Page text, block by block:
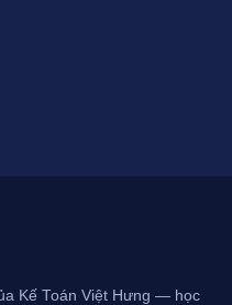
Kế Toán Việt Hưng — học